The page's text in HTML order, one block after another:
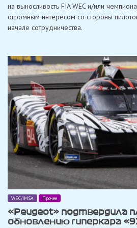
на выносливость FIA WEC и/или
огромным интересом со стороны
начале сотрудничества.
WEC/IMSA Прочее
«Peugeot» подтвердила
обновлению гиперкара